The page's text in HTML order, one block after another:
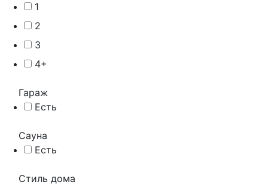
1
2
3
4+
Гараж
Есть
Сауна
Есть
Стиль дома